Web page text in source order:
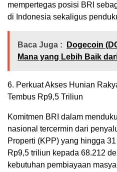
mempertegas posisi BRI
di Indonesia sekaligus
Baca Juga :
Dogecoin
Mana yang Lebih Baik
6. Perkuat Akses Hunian
Tembus Rp9,5 Triliun
Komitmen BRI dalam
nasional tercermin dari
Properti (KPP) yang hingga
Rp9,5 triliun kepada 68.212
kebutuhan pembiayaan